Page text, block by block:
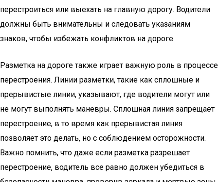
перестроиться или выехать на главную дорогу. Водители
должны быть внимательны и следовать указаниям
знаков, чтобы избежать конфликтов на дороге.
Разметка на дороге также играет важную роль в процессе
перестроения. Линии разметки, такие как сплошные и
прерывистые линии, указывают, где водители могут или
не могут выполнять маневры. Сплошная линия запрещает
перестроение, в то время как прерывистая линия
позволяет это делать, но с соблюдением осторожности.
Важно помнить, что даже если разметка разрешает
перестроение, водитель все равно должен убедиться в